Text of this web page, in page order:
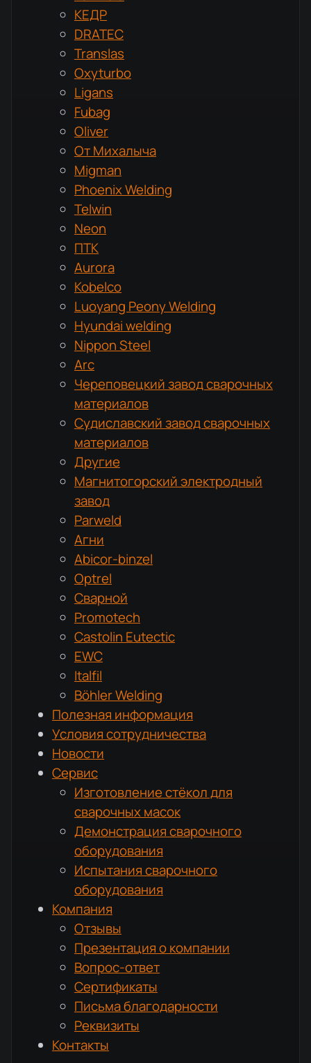
КЕДР
DRATEC
Translas
Oxyturbo
Ligans
Fubag
Oliver
От Михалыча
Migman
Phoenix Welding
Telwin
Neon
ПТК
Aurora
Kobelco
Luoyang Peony Welding
Hyundai welding
Nippon Steel
Arc
Череповецкий завод сварочных
материалов
Судиславский завод сварочных
материалов
Другие
Магнитогорский электродный
завод
Parweld
Агни
Abicor-binzel
Optrel
Сварной
Promotech
Castolin Eutectic
EWC
Italfil
Böhler Welding
Полезная информация
Условия сотрудничества
Новости
Сервис
Изготовление стёкол для
сварочных масок
Демонстрация сварочного
оборудования
Испытания сварочного
оборудования
Компания
Отзывы
Презентация о компании
Вопрос-ответ
Сертификаты
Письма благодарности
Реквизиты
Контакты